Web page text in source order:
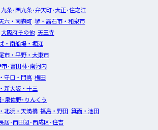
九条･西九条･弁天町･大正･住之江
六・南森町 堺・高石市・和泉市
大阪府その他 天王寺
・南船場・堀江
市・平野・大東市
･富田林･南河内
守口・門真 梅田
新大阪・十三
泉佐野･りんくう
北浜・天満橋 福島・野田 箕面・池田
居･西田辺･西成区･住吉